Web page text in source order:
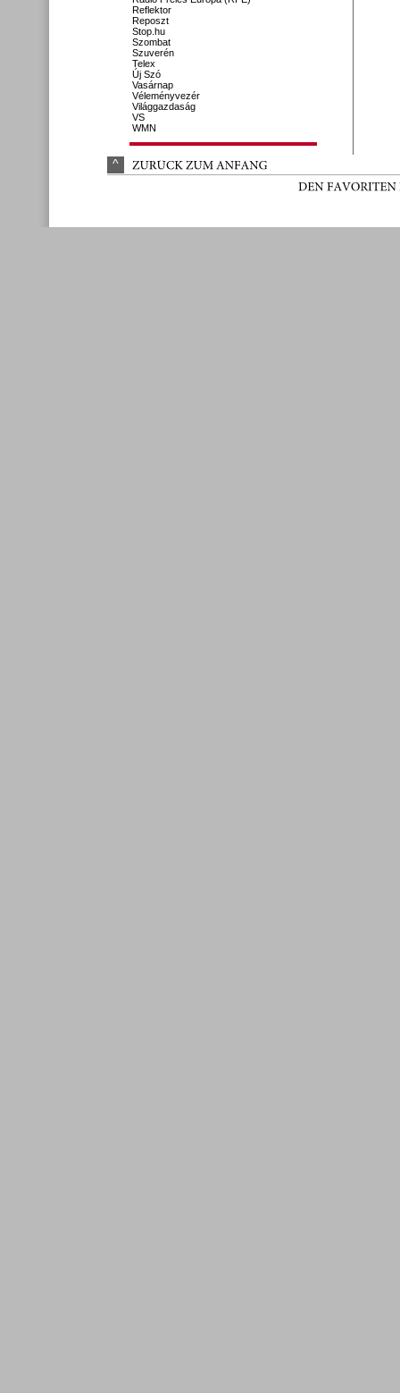
Reflektor
Reposzt
Stop.hu
Szombat
Szuverén
Telex
Új Szó
Vasárnap
Véleményvezér
Világgazdaság
VS
WMN
^ ZURÜCK ZUM ANFANG
DEN FAVORITEN